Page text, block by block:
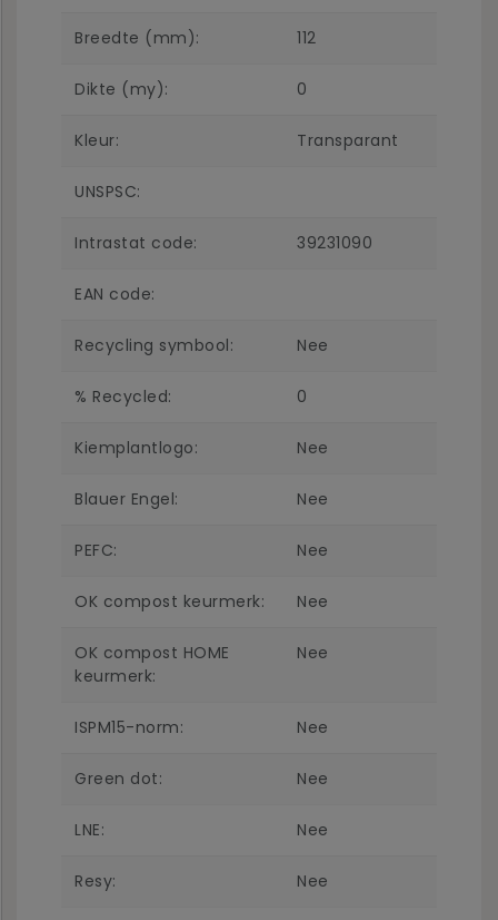
Breedte (mm): 112
Dikte (my): 0
Kleur: Transparant
UNSPSC:
Intrastat code: 39231090
EAN code:
Recycling symbool: Nee
% Recycled: 0
Kiemplantlogo: Nee
Blauer Engel: Nee
PEFC: Nee
OK compost keurmerk: Nee
OK compost HOME
keurmerk:
Nee
ISPM15-norm: Nee
Green dot: Nee
LNE: Nee
Resy: Nee